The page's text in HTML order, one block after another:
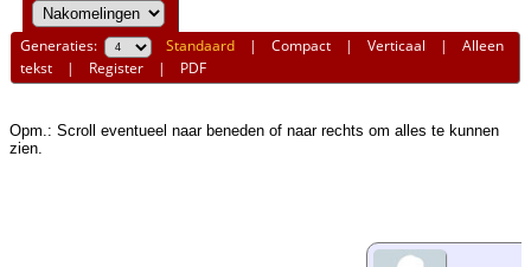
Generaties: Standaard |Compact |Verticaal |Alleen
tekst | Register | PDF
Opm.: Scroll eventueel naar beneden of naar rechts om alles te kunnen
zien.